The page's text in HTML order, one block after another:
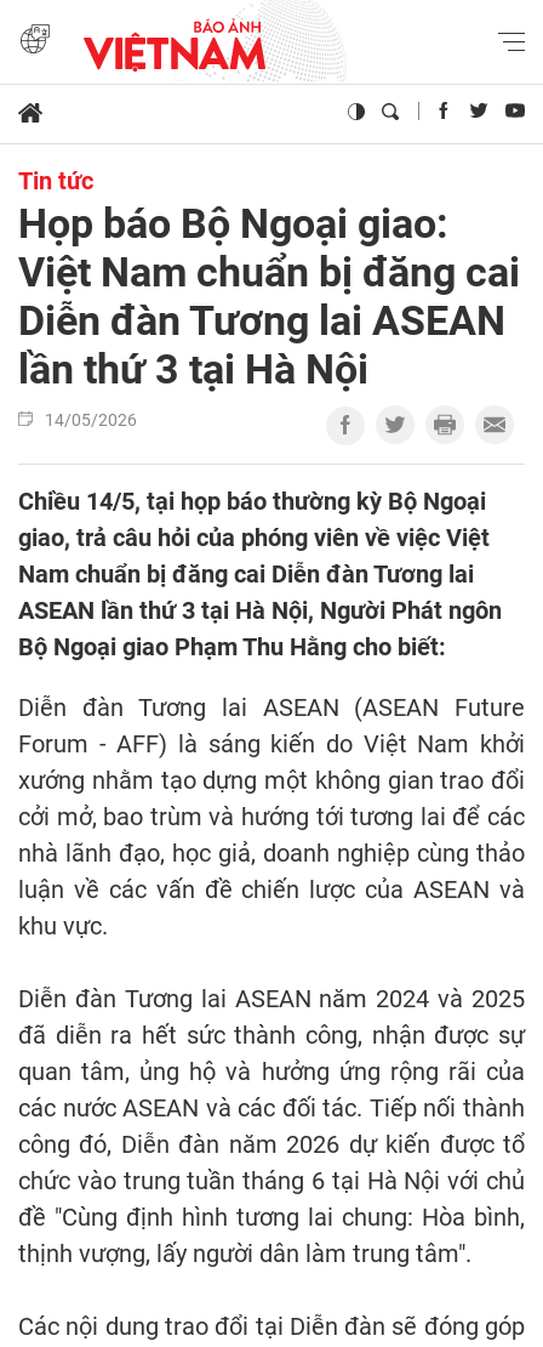
Tin tức
Họp báo Bộ Ngoại giao:
Việt Nam chuẩn bị đăng cai
Diễn đàn Tương lai ASEAN
lần thứ 3 tại Hà Nội
14/05/2026
Chiều 14/5, tại họp báo thường kỳ Bộ Ngoại
giao, trả câu hỏi của phóng viên về việc Việt
Nam chuẩn bị đăng cai Diễn đàn Tương lai
ASEAN lần thứ 3 tại Hà Nội, Người Phát ngôn
Bộ Ngoại giao Phạm Thu Hằng cho biết:
Diễn đàn Tương lai ASEAN (ASEAN Future
Forum - AFF) là sáng kiến do Việt Nam khởi
xướng nhằm tạo dựng một không gian trao đổi
cởi mở, bao trùm và hướng tới tương lai để các
nhà lãnh đạo, học giả, doanh nghiệp cùng thảo
luận về các vấn đề chiến lược của ASEAN và
khu vực.
Diễn đàn Tương lai ASEAN năm 2024 và 2025
đã diễn ra hết sức thành công, nhận được sự
quan tâm, ủng hộ và hưởng ứng rộng rãi của
các nước ASEAN và các đối tác. Tiếp nối thành
công đó, Diễn đàn năm 2026 dự kiến được tổ
chức vào trung tuần tháng 6 tại Hà Nội với chủ
đề "Cùng định hình tương lai chung: Hòa bình,
thịnh vượng, lấy người dân làm trung tâm".
Các nội dung trao đổi tại Diễn đàn sẽ đóng góp